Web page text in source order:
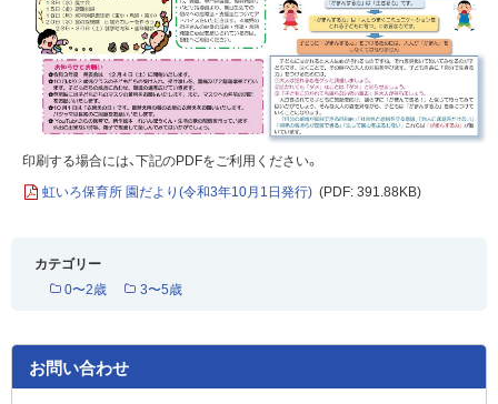
印刷する場合には、下記のPDFをご利用ください。
虹いろ保育所 園だより(令和3年10月1日発行) (PDF: 391.88KB)
カテゴリー
0〜2歳
3〜5歳
お問い合わせ